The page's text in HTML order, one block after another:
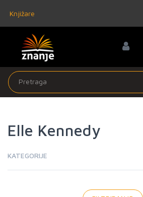
Knjižare
Elle Kennedy
KATEGORIJE